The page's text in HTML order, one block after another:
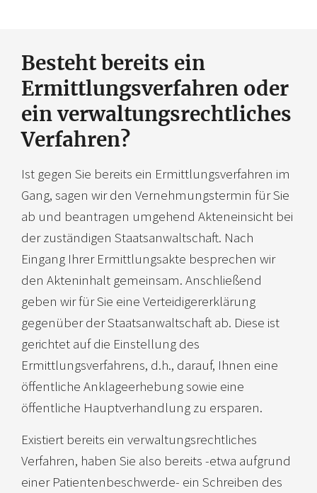
Besteht bereits ein
Ermittlungsverfahren oder
ein verwaltungsrechtliches
Verfahren?
Ist gegen Sie bereits ein Ermittlungsverfahren im
Gang, sagen wir den Vernehmungstermin für Sie
ab und beantragen umgehend Akteneinsicht bei
der zuständigen Staatsanwaltschaft. Nach
Eingang Ihrer Ermittlungsakte besprechen wir
den Akteninhalt gemeinsam. Anschließend
geben wir für Sie eine Verteidigererklärung
gegenüber der Staatsanwaltschaft ab. Diese ist
gerichtet auf die Einstellung des
Ermittlungsverfahrens, d.h., darauf, Ihnen eine
öffentliche Anklageerhebung sowie eine
öffentliche Hauptverhandlung zu ersparen.
Existiert bereits ein verwaltungsrechtliches
Verfahren, haben Sie also bereits -etwa aufgrund
einer Patientenbeschwerde- ein Schreiben des